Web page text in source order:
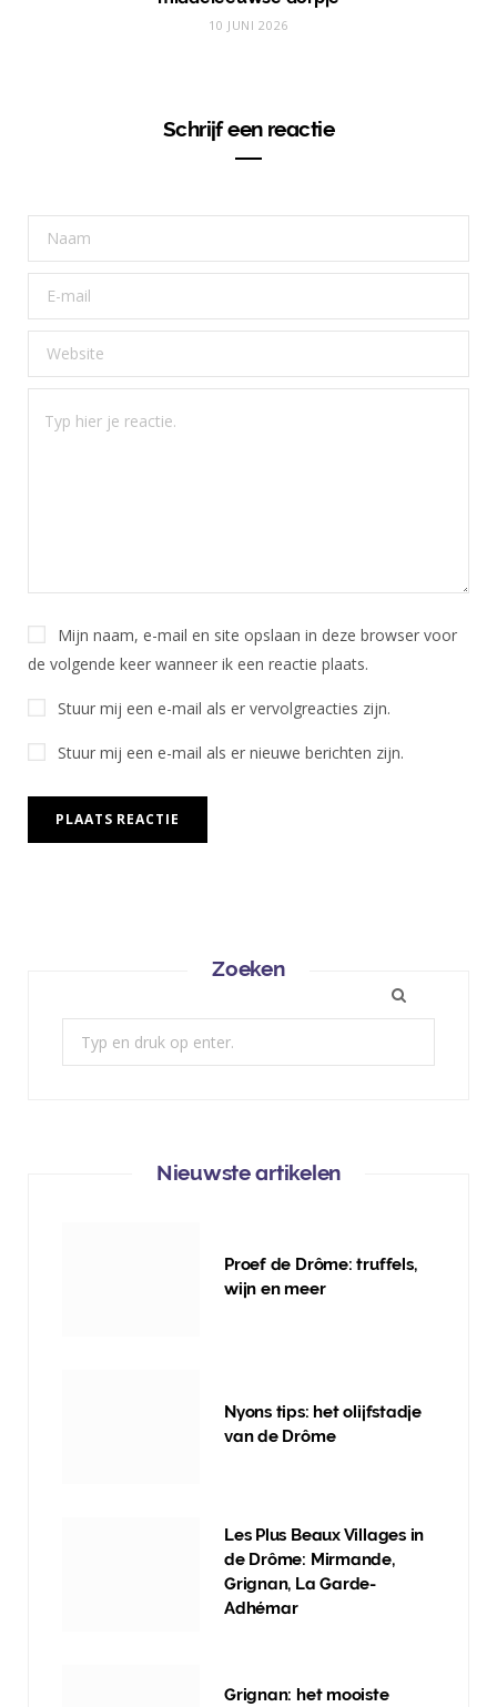
10 JUNI 2026
Schrijf een reactie
Mijn naam, e-mail en site opslaan in deze browser voor
de volgende keer wanneer ik een reactie plaats.
Stuur mij een e-mail als er vervolgreacties zijn.
Stuur mij een e-mail als er nieuwe berichten zijn.
Zoeken
Nieuwste artikelen
Proef de Drôme: truffels,
wijn en meer
Nyons tips: het olijfstadje
van de Drôme
Les Plus Beaux Villages in
de Drôme: Mirmande,
Grignan, La Garde-
Adhémar
Grignan: het mooiste